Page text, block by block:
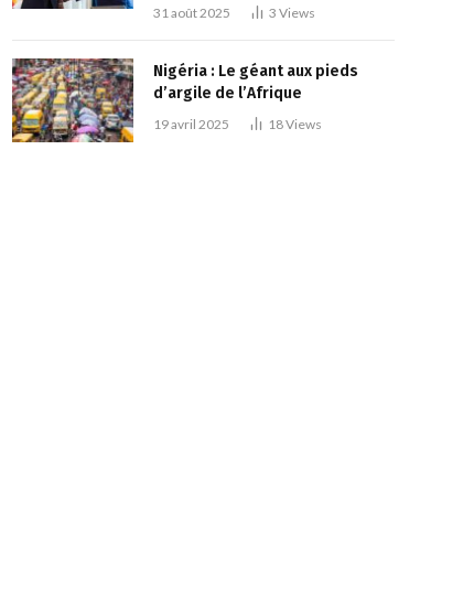
31 août 2025 3 Views
Nigéria : Le géant aux pieds
d’argile de l’Afrique
19 avril 2025 18Views